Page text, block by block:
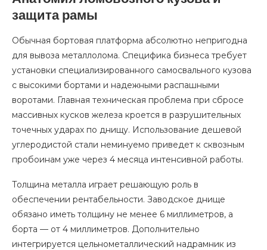
защита рамы
Обычная бортовая платформа абсолютно непригодна
для вывоза металлолома. Специфика бизнеса требует
установки специализированного самосвального кузова
с высокими бортами и надежными распашными
воротами. Главная техническая проблема при сбросе
массивных кусков железа кроется в разрушительных
точечных ударах по днищу. Использование дешевой
углеродистой стали неминуемо приведет к сквозным
пробоинам уже через 4 месяца интенсивной работы.
Толщина металла играет решающую роль в
обеспечении рентабельности. Заводское днище
обязано иметь толщину не менее 6 миллиметров, а
борта — от 4 миллиметров. Дополнительно
интегрируется цельнометаллический надрамник из